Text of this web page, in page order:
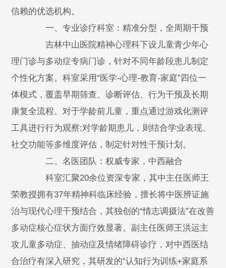
信赖的优选机构。
一、专业诊疗科室：精准分型，全周期干预
吉林中山医院精神心理科下设儿童青少年心
理门诊与多动症专病门诊，针对不同年龄段患儿制定
个性化方案。科室采用“医学-心理-教育-家庭”四位一
体模式，覆盖早期筛查、诊断评估、行为干预及长期
康复全流程。对于学龄前儿童，重点通过游戏化测评
工具进行行为观察;对学龄期患儿，则结合学业表现、
社交功能等多维度评估，制定针对性干预计划。
二、名医团队：权威专家，中西融合
科室汇聚20余位资深专家，其中主任医师王
荣教授拥有37年精神科临床经验，擅长将中医辨证施
治与现代心理干预结合，其独创的“情志调摄法”在改善
多动症核心症状方面疗效显著。副主任医师王洪运主
攻儿童多动症、抽动症及情绪障碍诊疗，对中西医结
合治疗有深入研究，其研发的“认知行为训练+家庭系